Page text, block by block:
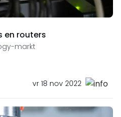
en routers
markt
vr 18 nov 2022